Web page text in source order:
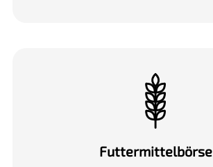
Futtermittel­börse